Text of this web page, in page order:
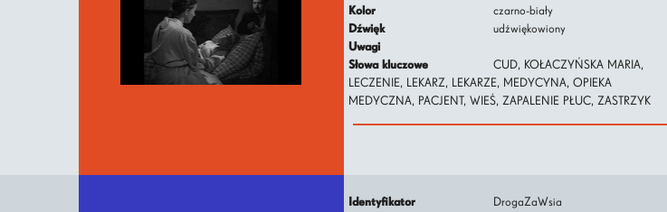
Kolor
czarno-biały
Dźwięk
udźwiękowiony
Uwagi
Słowa kluczowe
CUD, KOŁACZYŃSKA MARIA,
LECZENIE, LEKARZ, LEKARZE, MEDYCYNA, OPIEKA
MEDYCZNA, PACJENT, WIEŚ, ZAPALENIE PŁUC, ZASTRZYK
Identyfikator
DrogaZaWsia